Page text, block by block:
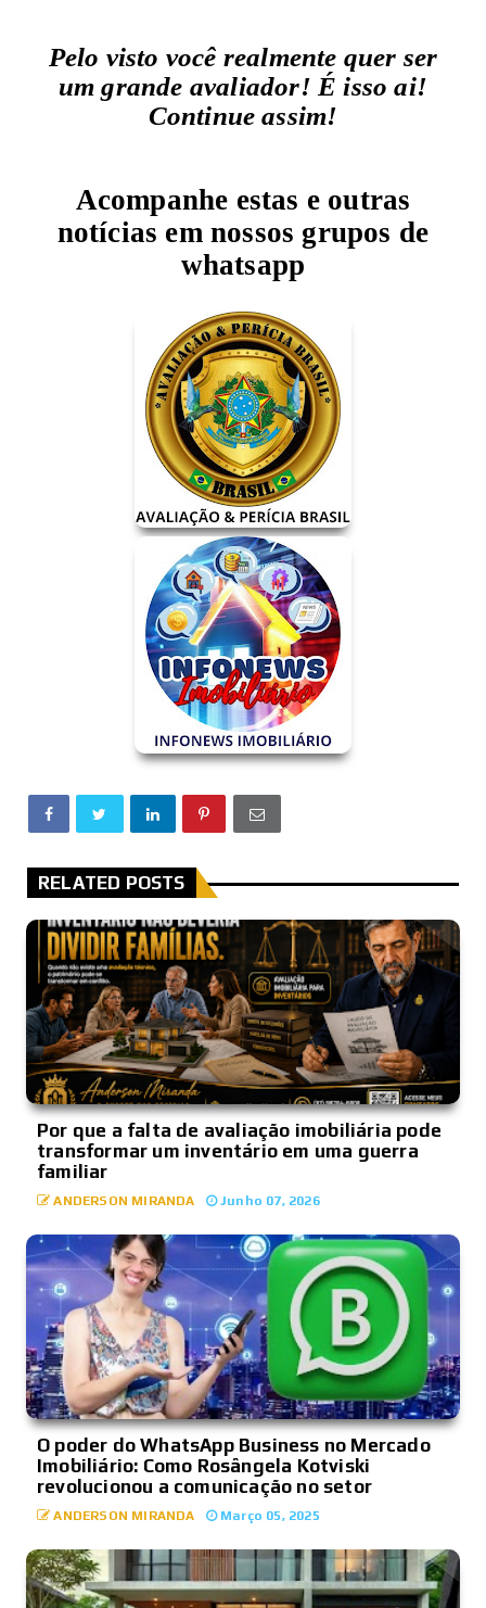
Pelo visto você realmente quer ser
um grande avaliador! É isso ai!
Continue assim!
Acompanhe estas e outras
notícias em nossos grupos de
whatsapp
RELATED POSTS
Por que a falta de avaliação imobiliária pode
transformar um inventário em uma guerra
familiar
ANDERSON MIRANDA Junho 07, 2026
O poder do WhatsApp Business no Mercado
Imobiliário: Como Rosângela Kotviski
revolucionou a comunicação no setor
ANDERSON MIRANDA Março 05, 2025